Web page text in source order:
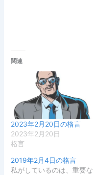
関連
2023年2月20日の格言
2023年2月20日
格言
2019年2月4日の格言
私がしているのは、重要な